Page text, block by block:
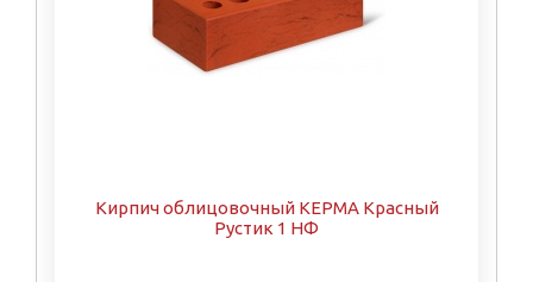
Кирпич облицовочный КЕРМА Красный
Рустик 1 НФ